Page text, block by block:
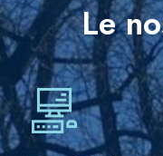
Le